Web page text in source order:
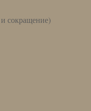
сокращение)